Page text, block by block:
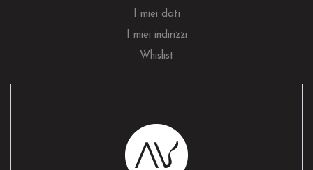
I miei dati
I miei indirizzi
Whislist